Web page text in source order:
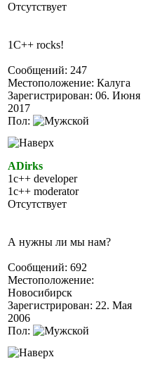
Отсутствует
1C++ rocks!
Сообщений: 247
Местоположение: Калуга
Зарегистрирован: 06. Июня
2017
Пол:
ADirks
1c++ developer
1c++ moderator
Отсутствует
А нужны ли мы нам?
Сообщений: 692
Местоположение:
Новосибирск
Зарегистрирован: 22. Мая
2006
Пол: